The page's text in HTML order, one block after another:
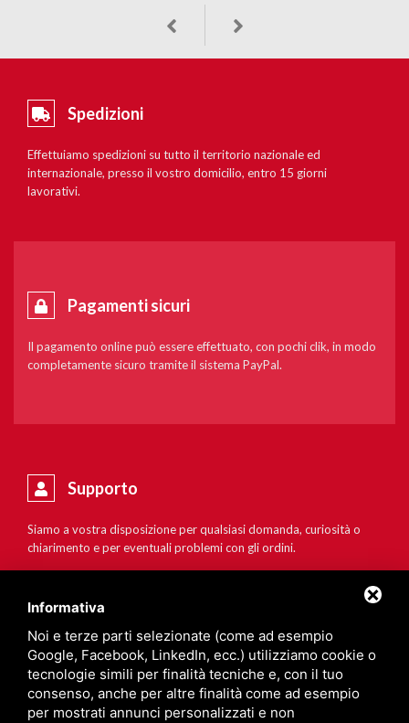
Spedizioni
Effettuiamo spedizioni su tutto il territorio nazionale ed
internazionale, presso il vostro domicilio, entro 15 giorni
lavorativi.
Pagamenti sicuri
Il pagamento online può essere effettuato, con pochi clik, in modo
completamente sicuro tramite il sistema PayPal.
Supporto
Siamo a vostra disposizione per qualsiasi domanda, curiosità o
chiarimento e per eventuali problemi con gli ordini.
Informativa
Noi e terze parti selezionate (come ad esempio
Google, Facebook, LinkedIn, ecc.) utilizziamo cookie o
tecnologie simili per finalità tecniche e, con il tuo
consenso, anche per altre finalità come ad esempio
per mostrati annunci personalizzati e non